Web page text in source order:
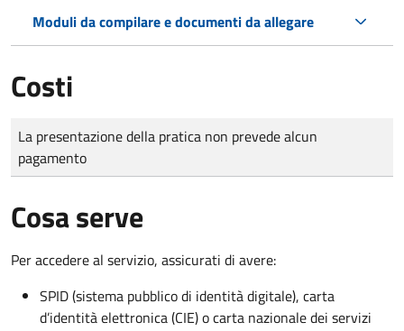
Moduli da compilare e documenti da allegare
Costi
Tipo di pagamento
Importo
La presentazione della pratica non prevede alcun
pagamento
Cosa serve
Per accedere al servizio, assicurati di avere:
SPID (sistema pubblico di identità digitale), carta
d’identità elettronica (CIE) o carta nazionale dei servizi